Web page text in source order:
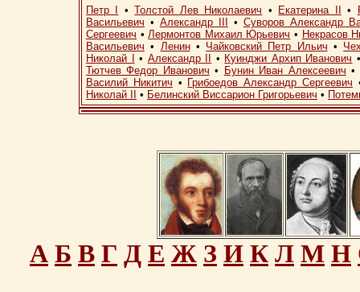
Петр I •Толстой Лев Николаевич • Екатерина II •
Васильевич • Александр III • Суворов Александр
Сергеевич •Лермонтов Михаил Юрьевич • Некрасов
Васильевич • Ленин• Чайковский Петр Ильич •
Николай I
• Александр II • Куинджи Архип Иванович
Тютчев Федор Иванович • Бунин Иван Алексеевич •
Василий Никитич • Грибоедов Александр Сергеевич
Николай II
• Белинский Виссарион Григорьевич •
А Б В Г Д Е Ж З И К Л М Н